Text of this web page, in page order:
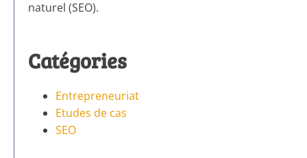
naturel (SEO).
Catégories
Entrepreneuriat
Etudes de cas
SEO